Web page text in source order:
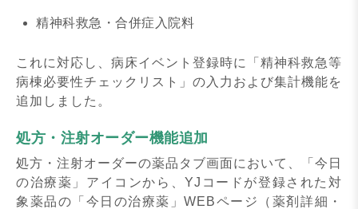
精神科救急・合併症入院料
これに対応し、病床イベント登録時に「精神科救急等
病棟必要性チェックリスト」の入力および集計機能を
追加しました。
処方・注射オーダー機能追加
処方・注射オーダーの薬品タブ画面において、「今日
の治療薬」アイコンから、YJコードが登録された対
象薬品の「今日の治療薬」WEBページ（薬剤詳細・